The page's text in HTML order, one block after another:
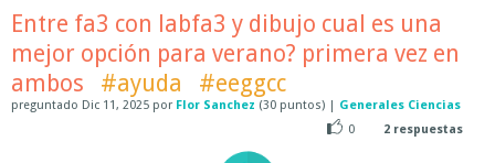
Entre fa3 con labfa3 y dibujo cual es una
mejor opción para verano? primera vez en
ambos
#ayuda #eeggcc
preguntado Dic 11, 2025 por Flor Sanchez (30 puntos) | Generales Ciencias
0
2 respuestas